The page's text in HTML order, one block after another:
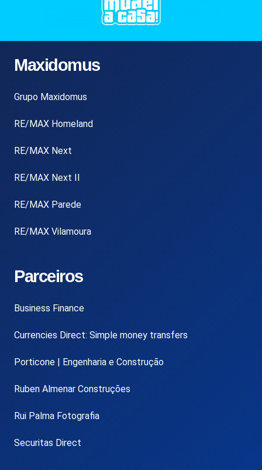
Maxidomus
Grupo Maxidomus
RE/MAX Homeland
RE/MAX Next
RE/MAX Next II
RE/MAX Parede
RE/MAX Vilamoura
Parceiros
Business Finance
Currencies Direct: Simple money transfers
Porticone | Engenharia e Construção
Ruben Almenar Construções
Rui Palma Fotografia
Securitas Direct